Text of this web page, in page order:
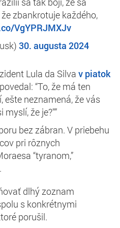
zbankrotuje každého,
VgYPRJMXJv
30. augusta 2024
Lula da Silva v piatok
povedal: “To, že má ten
ešte neznamená, že vás
že je?"”
bez zábran. V priebehu
pri rôznych
“tyranom,”
dlhý zoznam
s konkrétnymi
porušil.